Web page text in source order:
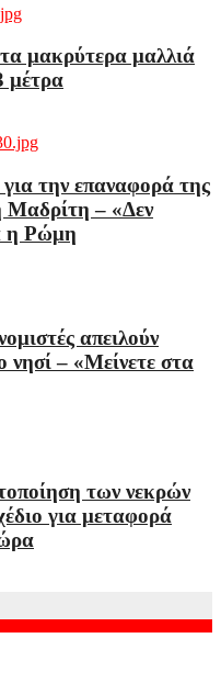
τα μακρύτερα μαλλιά
μέτρα
την επαναφορά της
Μαδρίτη – «Δεν
η Ρώμη
απειλούν
νησί – «Μείνετε στα
των νεκρών
για μεταφορά